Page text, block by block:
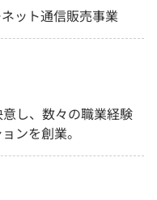
ット通信販売事業
し、数々の職業経験
ンを創業。